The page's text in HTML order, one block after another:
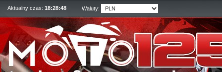
Aktualny czas: 18:28:49 Waluty: